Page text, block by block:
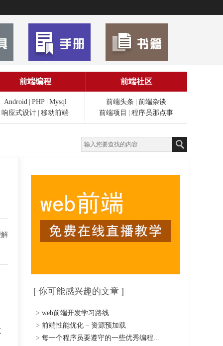
前端编程
Android PHP
Mysql
响应式设计 移动前端
前端社区
前端头条
前端杂谈
前端项目
程序员那点事
[ 你可能感兴趣的文章 ]
> web前端开发学习路线
> 前端性能优化 – 资源预加载
> 每一个程序员要遵守的一些优秀编程...